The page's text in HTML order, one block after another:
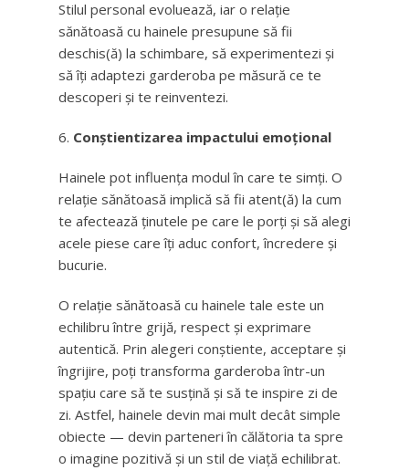
Stilul personal evoluează, iar o relație
sănătoasă cu hainele presupune să fii
deschis(ă) la schimbare, să experimentezi și
să îți adaptezi garderoba pe măsură ce te
descoperi și te reinventezi.
Conștientizarea impactului emoțional
Hainele pot influența modul în care te simți. O
relație sănătoasă implică să fii atent(ă) la cum
te afectează ținutele pe care le porți și să alegi
acele piese care îți aduc confort, încredere și
bucurie.
O relație sănătoasă cu hainele tale este un
echilibru între grijă, respect și exprimare
autentică. Prin alegeri conștiente, acceptare și
îngrijire, poți transforma garderoba într-un
spațiu care să te susțină și să te inspire zi de
zi. Astfel, hainele devin mai mult decât simple
obiecte — devin parteneri în călătoria ta spre
o imagine pozitivă și un stil de viață echilibrat.